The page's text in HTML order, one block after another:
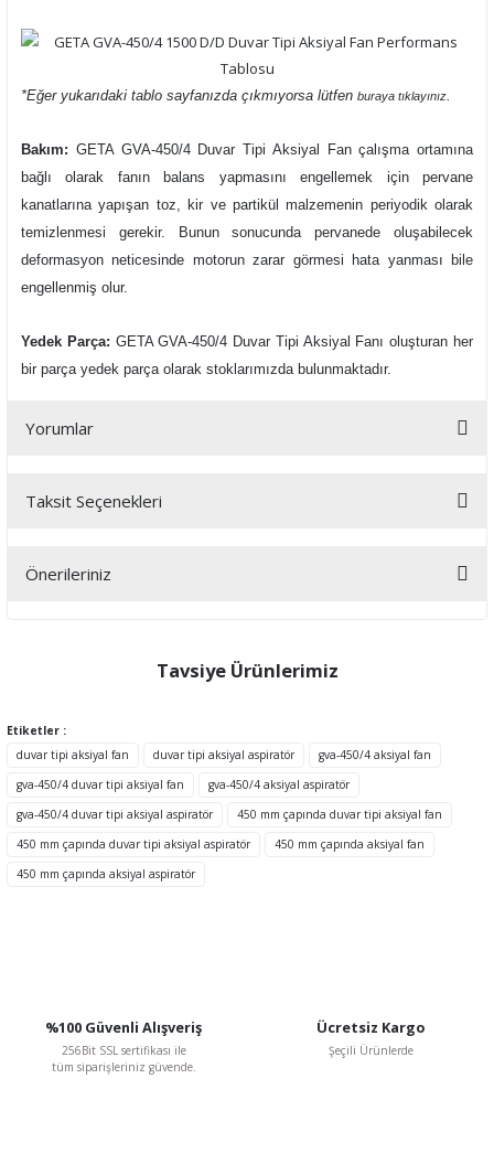
*Eğer yukarıdaki tablo sayfanızda çıkmıyorsa lütfen buraya tıklayınız.
Bakım: GETA GVA-450/4 Duvar Tipi Aksiyal Fan çalışma ortamına
bağlı olarak fanın balans yapmasını engellemek için pervane
kanatlarına yapışan toz, kir ve partikül malzemenin periyodik olarak
temizlenmesi gerekir. Bunun sonucunda pervanede oluşabilecek
deformasyon neticesinde motorun zarar görmesi hata yanması bile
engellenmiş olur.
Yedek Parça: GETA GVA-450/4 Duvar Tipi Aksiyal Fanı oluşturan her
bir parça yedek parça olarak stoklarımızda bulunmaktadır.
Yorumlar
Bu ürüne ilk yorumu siz yapın!
Taksit Seçenekleri
Önerileriniz
tarafımıza iletebilirsiniz.
Görüş ve önerileriniz için teşekkür ederiz.
Ürün fiyatı diğer sitelerden daha pahalı.
Bu ürüne benzer farklı alternatifler olmalı.
Tavsiye Ürünlerimiz
Etiketler :
duvar tipi aksiyal fan
duvar tipi aksiyal aspiratör
gva-450/4 aksiyal fan
gva-450/4 duvar tipi aksiyal fan
gva-450/4 aksiyal aspiratör
gva-450/4 duvar tipi aksiyal aspiratör
450 mm çapında duvar tipi aksiyal fan
450 mm çapında duvar tipi aksiyal aspiratör
450 mm çapında aksiyal fan
450 mm çapında aksiyal aspiratör
%100 Güvenli Alışveriş
256Bit SSL sertifikası ile
tüm siparişleriniz güvende.
Ücretsiz Kargo
Şeçili Ürünlerde